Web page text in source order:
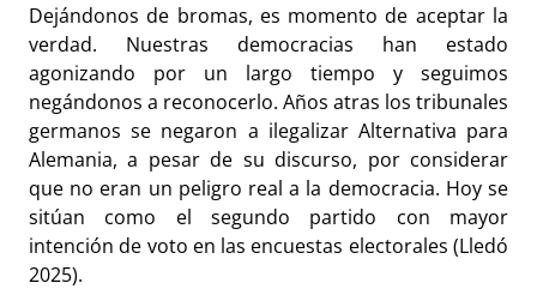
Dejándonos de bromas, es momento de aceptar la
verdad. Nuestras democracias han estado
agonizando por un largo tiempo y seguimos
negándonos a reconocerlo. Años atras los tribunales
germanos se negaron a ilegalizar Alternativa para
Alemania, a pesar de su discurso, por considerar
que no eran un peligro real a la democracia. Hoy se
sitúan como el segundo partido con mayor
intención de voto en las encuestas electorales (Lledó
2025).